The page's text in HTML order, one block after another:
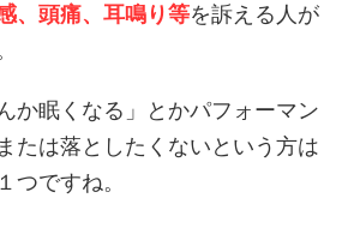
、頭痛、耳鳴り等を訴える人が
か眠くなる」とかパフォーマン
たは落としたくないという方は
つですね。